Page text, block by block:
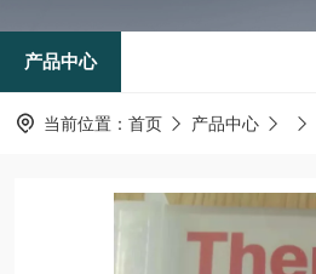
产品中心
当前位置： 首页 产品中心